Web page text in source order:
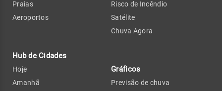
Praias
Aeroportos
Hub de Cidades
Hoje
Amanhã
Risco de Incêndio
Satélite
Chuva Agora
Gráficos
Previsão de chuva